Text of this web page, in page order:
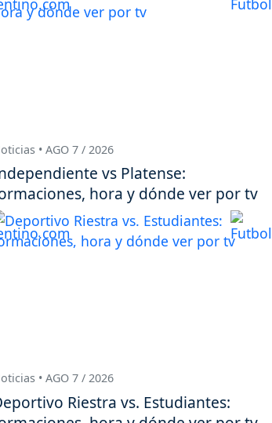
• AGO 7 / 2026
vs Platense:
hora y dónde ver por tv
• AGO 7 / 2026
Riestra vs. Estudiantes: